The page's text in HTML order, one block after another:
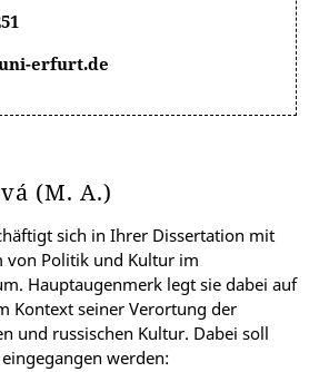
erfurt.de
(M. A.)
sich in Ihrer Dissertation mit
von Politik und Kultur im
Hauptaugenmerk legt sie dabei auf
Kontext seiner Verortung der
und russischen Kultur. Dabei soll
werden: